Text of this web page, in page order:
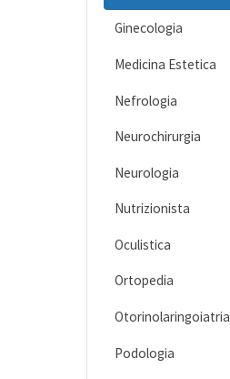
Ginecologia
Medicina Estetica
Nefrologia
Neurochirurgia
Neurologia
Nutrizionista
Oculistica
Ortopedia
Otorinolaringoiatria
Podologia